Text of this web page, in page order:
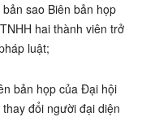
sao Biên bản họp
hai thành viên trở
luật;
bản họp của Đại hội
đổi người đại diện